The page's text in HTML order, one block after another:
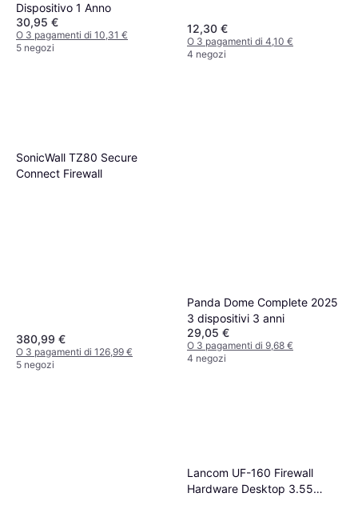
Dispositivo 1 Anno
30,95 €
O 3 pagamenti di 10,31 €
5 negozi
12,30 €
O 3 pagamenti di 4,10 €
4 negozi
SonicWall TZ80 Secure
Connect Firewall
380,99 €
O 3 pagamenti di 126,99 €
5 negozi
Panda Dome Complete 2025
3 dispositivi 3 anni
29,05 €
O 3 pagamenti di 9,68 €
4 negozi
Lancom UF-160 Firewall
Hardware Desktop 3.55